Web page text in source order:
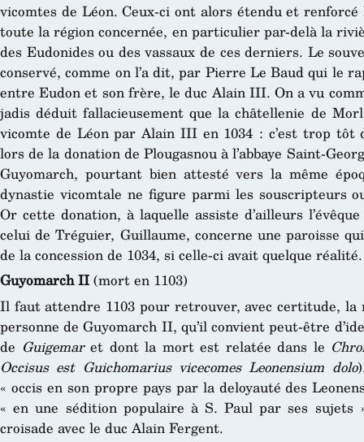
vicomtes de Léon. Ceux-ci ont alors étendu et
toute la région concernée, en particulier par-delà la
des Eudonides ou des vassaux de ces derniers. Le
conservé, comme on l’a dit, par Pierre Le Baud qui le
entre Eudon et son frère, le duc Alain III. On a vu
jadis déduit fallacieusement que la châtellenie de
vicomte de Léon par Alain III en 1034 : c’est trop tôt
lors de la donation de Plougasnou à l’abbaye Saint-
Guyomarch, pourtant bien attesté vers la même
dynastie vicomtale ne figure parmi les souscripteurs
Or cette donation, à laquelle assiste d’ailleurs
celui de Tréguier, Guillaume, concerne une paroisse
de la concession de 1034, si celle-ci avait quelque réalité.
Guyomarch II (mort en 1103)
Il faut attendre 1103 pour retrouver, avec certitude, la
personne de Guyomarch II, qu’il convient peut-être
de Guigemaret dont la mort est relatée dans le
Occisus est Guichomarius vicecomes Leonensium dolo
« occis en son propre pays par la deloyauté des
« en une sédition populaire à S. Paul par ses
croisade avec le duc Alain Fergent.